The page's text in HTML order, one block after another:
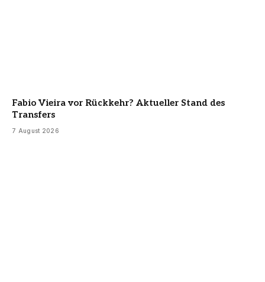
Fabio Vieira vor Rückkehr? Aktueller Stand des
Transfers
7 August 2026